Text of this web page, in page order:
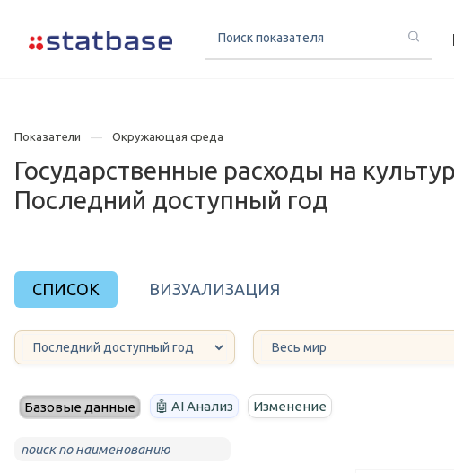
Показатели Окружающая среда
Государственные расходы на
Последний доступный год
СПИСОК ВИЗУАЛИЗАЦИЯ
Базовые данные 🤖 AI Анализ Изменение